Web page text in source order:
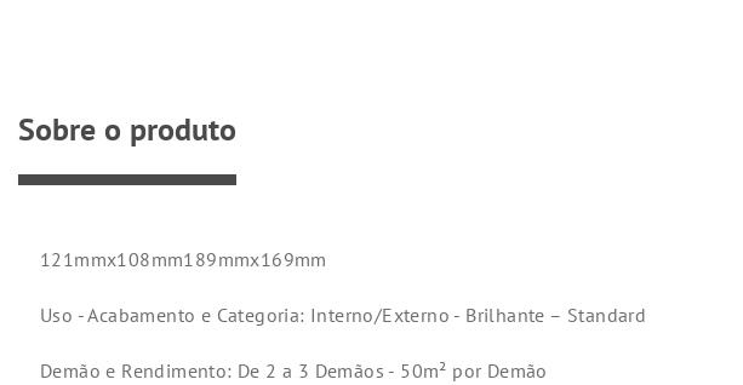
Sobre o produto
121mmx108mm189mmx169mm
Uso - Acabamento e Categoria: Interno/Externo - Brilhante – Standard
Demão e Rendimento: De 2 a 3 Demãos - 50m² por Demão